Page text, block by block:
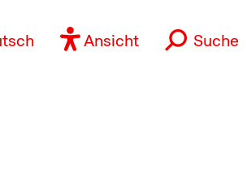
Ansicht Suche